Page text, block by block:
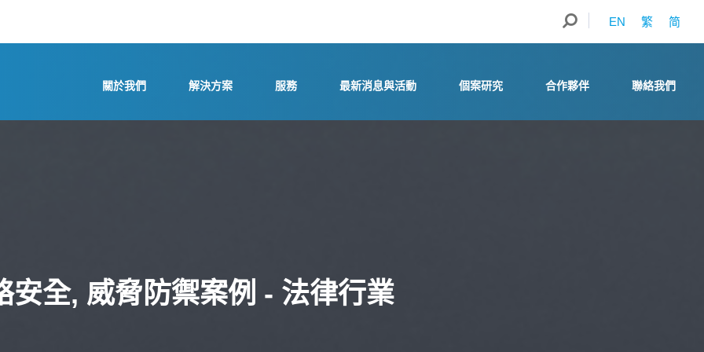
EN 繁 简
關於我們 解決方案 服務 最新消息與活動 個案研究 合作夥伴 聯絡我們
安全, 威脅防禦案例 - 法律行業